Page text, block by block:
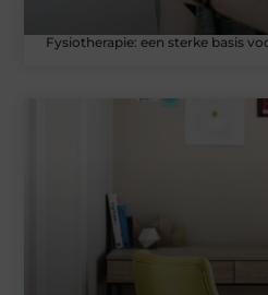
Fysiotherapie: een sterke basis